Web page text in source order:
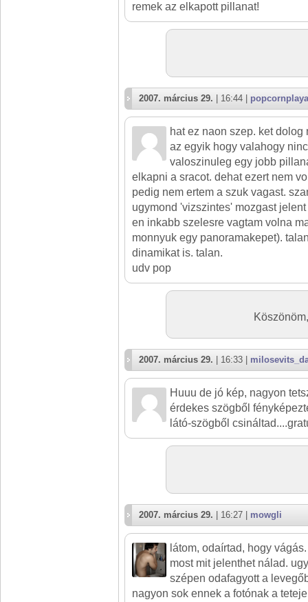
remek az elkapott pillanat!
2007. március 29. | 16:44 |
hat ez naon szep. ket
az egyik hogy valahogy
valoszinuleg egy jobb
elkapni a sracot. dehat ezert nem
pedig nem ertem a szuk vagast.
ugymond 'vizszintes' mozgast
en inkabb szelesre vagtam volna
monnyuk egy panoramakepet).
dinamikat is. talan.
udv pop
2007. március 29. | 16:33 |
Huuu de jó kép, nagyon
érdekes szögből
látó-szögből
2007. március 29. | 16:27 | mowgli
látom, odaírtad, hogy
most mit jelenthet nálad.
szépen odafagyott a
nagyon sok ennek a fotónak a